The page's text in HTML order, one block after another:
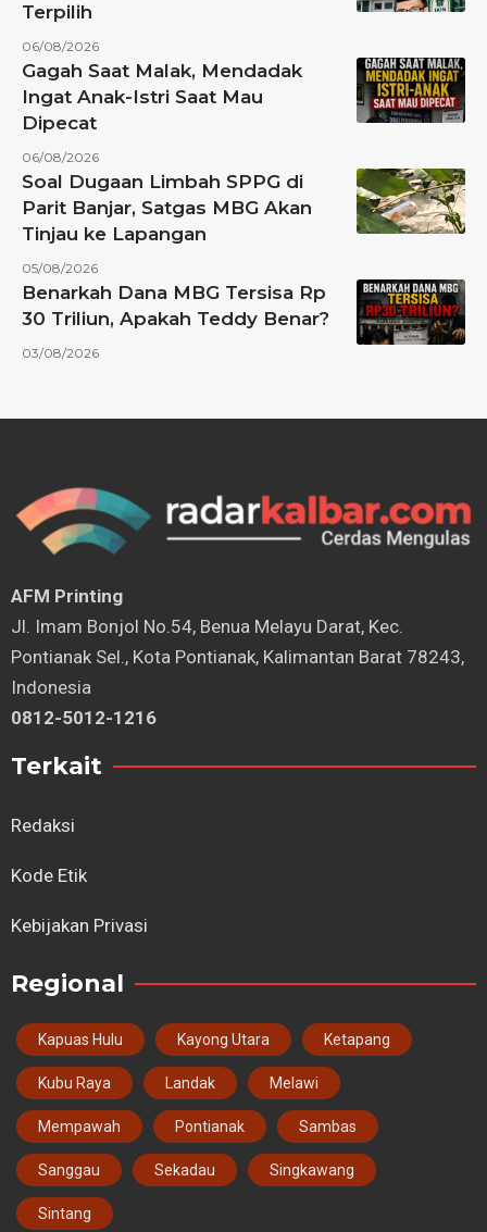
Terpilih
06/08/2026
Gagah Saat Malak, Mendadak
Ingat Anak-Istri Saat Mau
Dipecat
06/08/2026
Soal Dugaan Limbah SPPG di
Parit Banjar, Satgas MBG Akan
Tinjau ke Lapangan
05/08/2026
Benarkah Dana MBG Tersisa Rp
30 Triliun, Apakah Teddy Benar?
03/08/2026
AFM Printing
⁠Jl. Imam Bonjol No.54, Benua Melayu Darat, Kec.
Pontianak Sel., Kota Pontianak, Kalimantan Barat 78243,
Indonesia
0812-5012-1216
Terkait
Redaksi
Kode Etik
Kebijakan Privasi
Regional
Kapuas Hulu Kayong Utara Ketapang
Kubu Raya Landak Melawi
Mempawah Pontianak Sambas
Sanggau Sekadau Singkawang
Sintang